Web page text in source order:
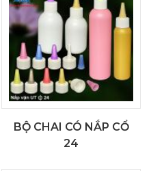
BỘ CHAI CÓ NẮP CỔ
24